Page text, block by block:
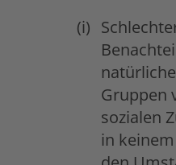
Gruppen
sozialen
in